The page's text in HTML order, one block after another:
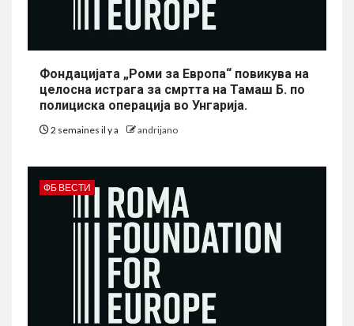
Фондацијата „Роми за Европа“ повикува на
целосна истрага за смртта на Тамаш Б. по
полициска операција во Унгарија.
2 semaines il y a andrijano
ФБ ВЕСТИ